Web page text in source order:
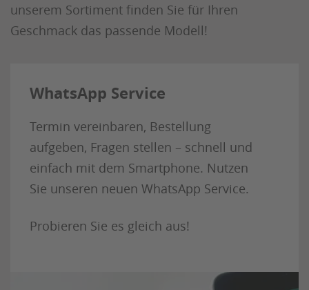
unserem Sortiment finden Sie für Ihren
Geschmack das passende Modell!
WhatsApp Service
Termin vereinbaren, Bestellung
aufgeben, Fragen stellen – schnell und
einfach mit dem Smartphone. Nutzen
Sie unseren neuen WhatsApp Service.
Probieren Sie es gleich aus!